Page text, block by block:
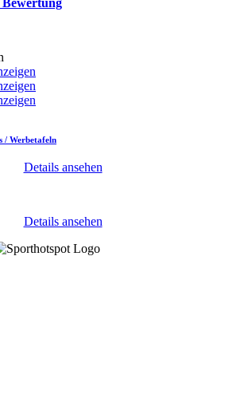
Bewertung
/ Werbetafeln
Details ansehen
Details ansehen